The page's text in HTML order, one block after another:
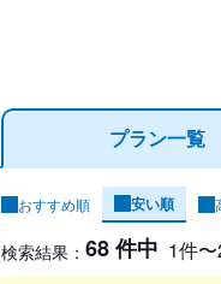
プラン一覧
おすすめ順 安い順
レンタカー検索結果
検索結果： 68 件中 1件